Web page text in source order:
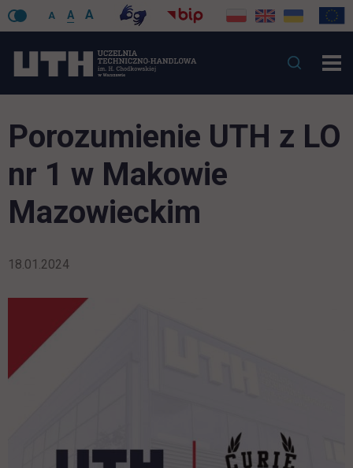
A A A
Porozumienie UTH z LO
nr 1 w Makowie
Mazowieckim
18.01.2024